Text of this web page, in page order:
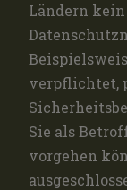
Ländern
verpflichtet,
Sie als
vorgehen